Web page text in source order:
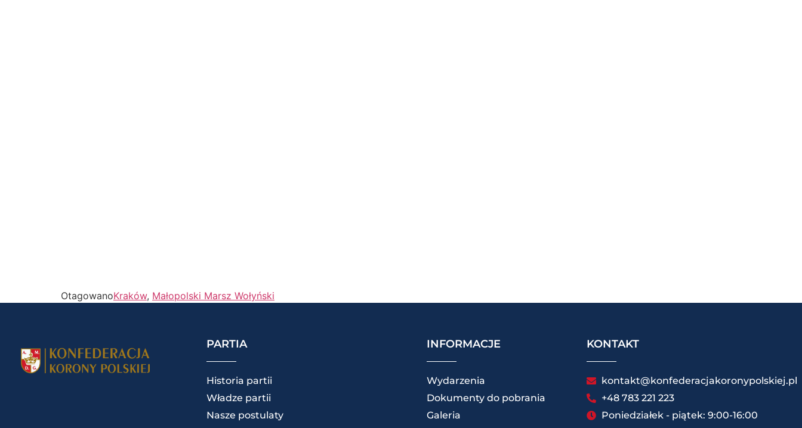
OtagowanoKraków, Małopolski Marsz Wołyński
PARTIA
Historia partii
Władze partii
Nasze postulaty
INFORMACJE
Wydarzenia
Dokumenty do pobrania
Galeria
KONTAKT
kontakt@konfederacjakoronypolskiej.pl
+48 783 221 223
Poniedziałek - piątek: 9:00-16:00